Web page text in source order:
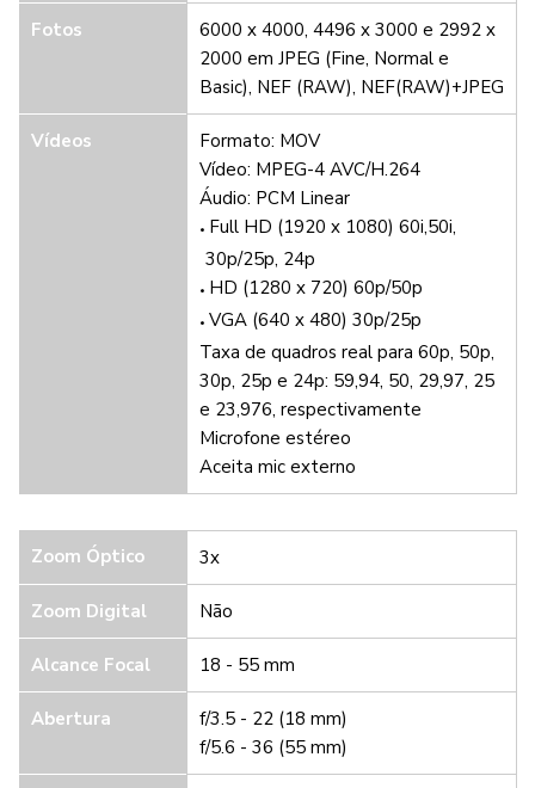
Fotos
6000 x 4000, 4496 x 3000 e 2992 x
2000 em JPEG (Fine, Normal e
Basic), NEF (RAW), NEF(RAW)+JPEG
Vídeos
Formato: MOV
Vídeo: MPEG-4 AVC/H.264
Áudio: PCM Linear
Full HD (1920 x 1080) 60i,50i,
30p/25p, 24p
HD (1280 x 720) 60p/50p
VGA (640 x 480) 30p/25p
Taxa de quadros real para 60p, 50p,
30p, 25p e 24p: 59,94, 50, 29,97, 25
e 23,976, respectivamente
Microfone estéreo
Aceita mic externo
Zoom Óptico 3x
Zoom Digital Não
Alcance Focal 18 - 55 mm
Abertura
f/3.5 - 22 (18 mm)
f/5.6 - 36 (55 mm)